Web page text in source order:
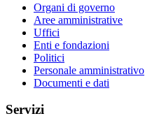
Organi di governo
Aree amministrative
Uffici
Enti e fondazioni
Politici
Personale amministrativo
Documenti e dati
Servizi